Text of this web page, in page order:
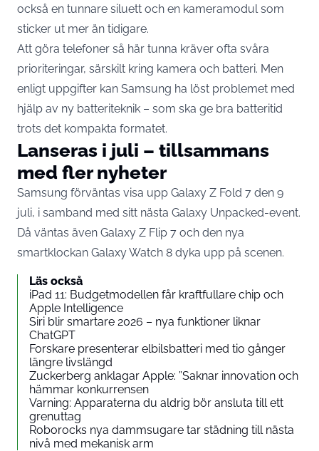
också en tunnare siluett och en kameramodul som
sticker ut mer än tidigare.
Att göra telefoner så här tunna kräver ofta svåra
prioriteringar, särskilt kring kamera och batteri. Men
enligt uppgifter kan Samsung ha löst problemet med
hjälp av ny batteriteknik – som ska ge bra batteritid
trots det kompakta formatet.
Lanseras i juli – tillsammans
med fler nyheter
Samsung förväntas visa upp Galaxy Z Fold 7 den 9
juli, i samband med sitt nästa Galaxy Unpacked-event.
Då väntas även Galaxy Z Flip 7 och den nya
smartklockan Galaxy Watch 8 dyka upp på scenen.
Läs också
iPad 11: Budgetmodellen får kraftfullare chip och
Apple Intelligence
Siri blir smartare 2026 – nya funktioner liknar
ChatGPT
Forskare presenterar elbilsbatteri med tio gånger
längre livslängd
Zuckerberg anklagar Apple: ”Saknar innovation och
hämmar konkurrensen
Varning: Apparaterna du aldrig bör ansluta till ett
grenuttag
Roborocks nya dammsugare tar städning till nästa
nivå med mekanisk arm